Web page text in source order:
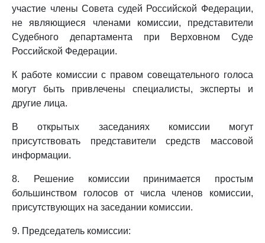
участие члены Совета судей Российской Федерации,
не являющиеся членами комиссии, представители
Судебного департамента при Верховном Суде
Российской Федерации.
К работе комиссии с правом совещательного голоса
могут быть привлечены специалисты, эксперты и
другие лица.
В открытых заседаниях комиссии могут
присутствовать представители средств массовой
информации.
8. Решение комиссии принимается простым
большинством голосов от числа членов комиссии,
присутствующих на заседании комиссии.
9. Председатель комиссии: